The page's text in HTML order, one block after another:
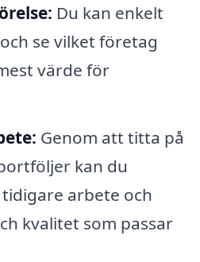
Du kan enkelt
se vilket företag
värde för
Genom att titta på
kan du
arbete och
kvalitet som passar